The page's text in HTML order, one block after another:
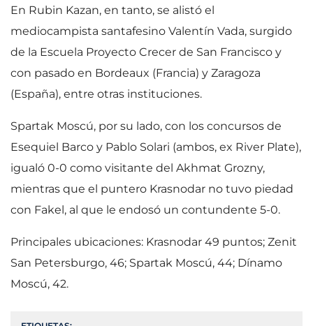
En Rubin Kazan, en tanto, se alistó el
mediocampista santafesino Valentín Vada, surgido
de la Escuela Proyecto Crecer de San Francisco y
con pasado en Bordeaux (Francia) y Zaragoza
(España), entre otras instituciones.
Spartak Moscú, por su lado, con los concursos de
Esequiel Barco y Pablo Solari (ambos, ex River Plate),
igualó 0-0 como visitante del Akhmat Grozny,
mientras que el puntero Krasnodar no tuvo piedad
con Fakel, al que le endosó un contundente 5-0.
Principales ubicaciones: Krasnodar 49 puntos; Zenit
San Petersburgo, 46; Spartak Moscú, 44; Dínamo
Moscú, 42.